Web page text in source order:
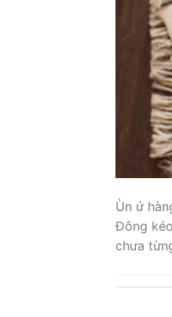
Ùn ứ
Đông
chưa